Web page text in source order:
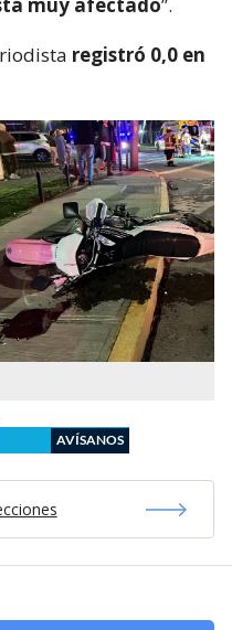
registró 0,0 en
AVÍSANOS